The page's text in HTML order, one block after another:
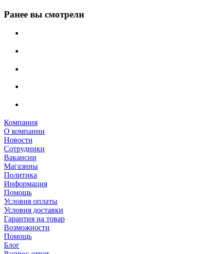
Ранее вы смотрели
Компания
О компании
Новости
Сотрудники
Вакансии
Магазины
Политика
Информация
Помощь
Условия оплаты
Условия доставки
Гарантия на товар
Возможности
Помощь
Блог